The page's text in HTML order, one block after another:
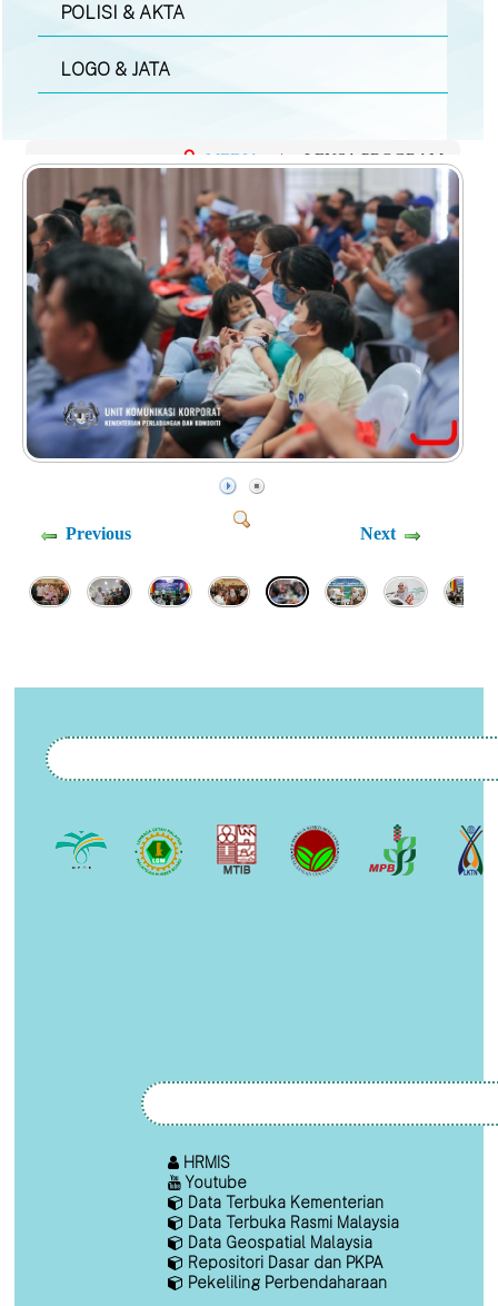
POLISI & AKTA
LOGO & JATA
MEDIA | LENSA PROGRAM
Previous Next
HRMIS
Youtube
Data Terbuka Kementerian
Data Terbuka Rasmi Malaysia
Data Geospatial Malaysia
Repositori Dasar dan PKPA
Pekeliling Perbendaharaan